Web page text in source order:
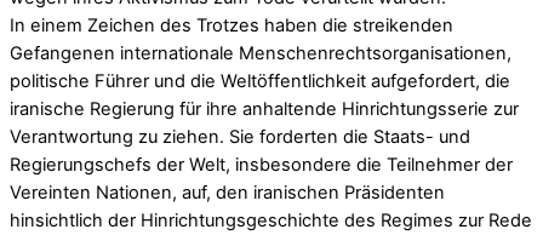
In einem Zeichen des Trotzes haben die streikenden
Gefangenen internationale Menschenrechtsorganisationen,
politische Führer und die Weltöffentlichkeit aufgefordert, die
iranische Regierung für ihre anhaltende Hinrichtungsserie zur
Verantwortung zu ziehen. Sie forderten die Staats- und
Regierungschefs der Welt, insbesondere die Teilnehmer der
Vereinten Nationen, auf, den iranischen Präsidenten
hinsichtlich der Hinrichtungsgeschichte des Regimes zur Rede